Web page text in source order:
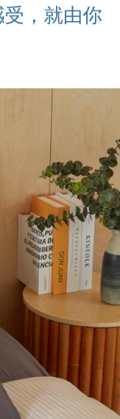
，就由你